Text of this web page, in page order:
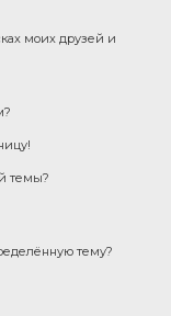
моих друзей и
темы?
тему?